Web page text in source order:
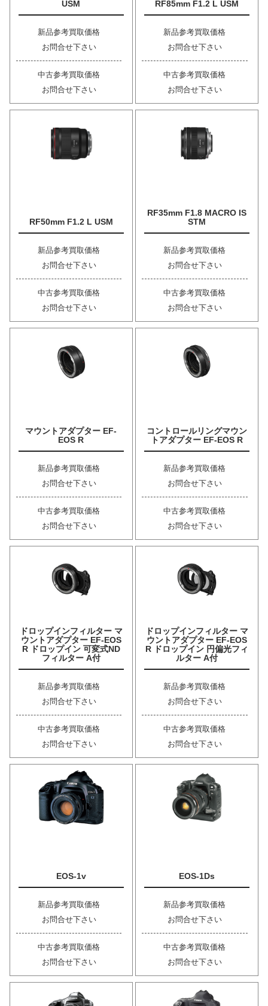
USM
新品参考買取価格
お問合せ下さい
中古参考買取価格
お問合せ下さい
RF85mm F1.2 L USM
新品参考買取価格
お問合せ下さい
中古参考買取価格
お問合せ下さい
RF50mm F1.2 L USM
新品参考買取価格
お問合せ下さい
中古参考買取価格
お問合せ下さい
RF35mm F1.8 MACRO IS
STM
新品参考買取価格
お問合せ下さい
中古参考買取価格
お問合せ下さい
マウントアダプター EF-
EOS R
新品参考買取価格
お問合せ下さい
中古参考買取価格
お問合せ下さい
コントロールリングマウン
トアダプター EF-EOS R
新品参考買取価格
お問合せ下さい
中古参考買取価格
お問合せ下さい
ドロップインフィルター マ
ウントアダプター EF-EOS
R ドロップイン 可変式ND
フィルター A付
新品参考買取価格
お問合せ下さい
中古参考買取価格
お問合せ下さい
ドロップインフィルター マ
ウントアダプター EF-EOS
R ドロップイン 円偏光フィ
ルター A付
新品参考買取価格
お問合せ下さい
中古参考買取価格
お問合せ下さい
EOS-1v
新品参考買取価格
お問合せ下さい
中古参考買取価格
お問合せ下さい
EOS-1Ds
新品参考買取価格
お問合せ下さい
中古参考買取価格
お問合せ下さい